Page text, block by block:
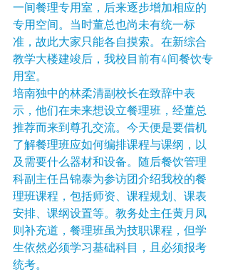
一间餐理专用室，后来逐步增加相应的
专用空间。当时董总也尚未有统一标
准，故此大家只能各自摸索。在新综合
教学大楼建竣后，我校目前有4间餐饮专
用室。
培南独中的林柔清副校长在致辞中表
示，他们在未来想设立餐理班，经董总
推荐而来到尊孔交流。今天便是要借机
了解餐理班应如何编排课程与课纲，以
及需要什么器材和设备。随后餐饮管理
科副主任吕锦泰为参访团介绍我校的餐
理班课程，包括师资、课程规划、课表
安排、课纲设置等。教务处主任黄月凤
则补充道，餐理班虽为技职课程，但学
生依然必须学习基础科目，且必须报考
统考。